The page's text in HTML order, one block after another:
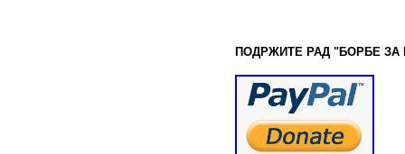
ПОДРЖИТЕ РАД "БОРБЕ ЗА